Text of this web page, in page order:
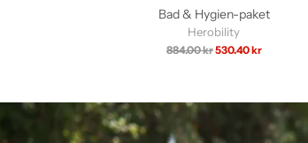
Bad & Hygien-paket
Herobility
Ordinarie
884.00 kr530.40 kr